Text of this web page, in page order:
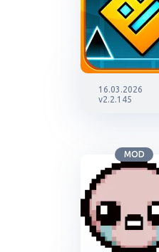
16.03.2026
v2.2.145
MOD